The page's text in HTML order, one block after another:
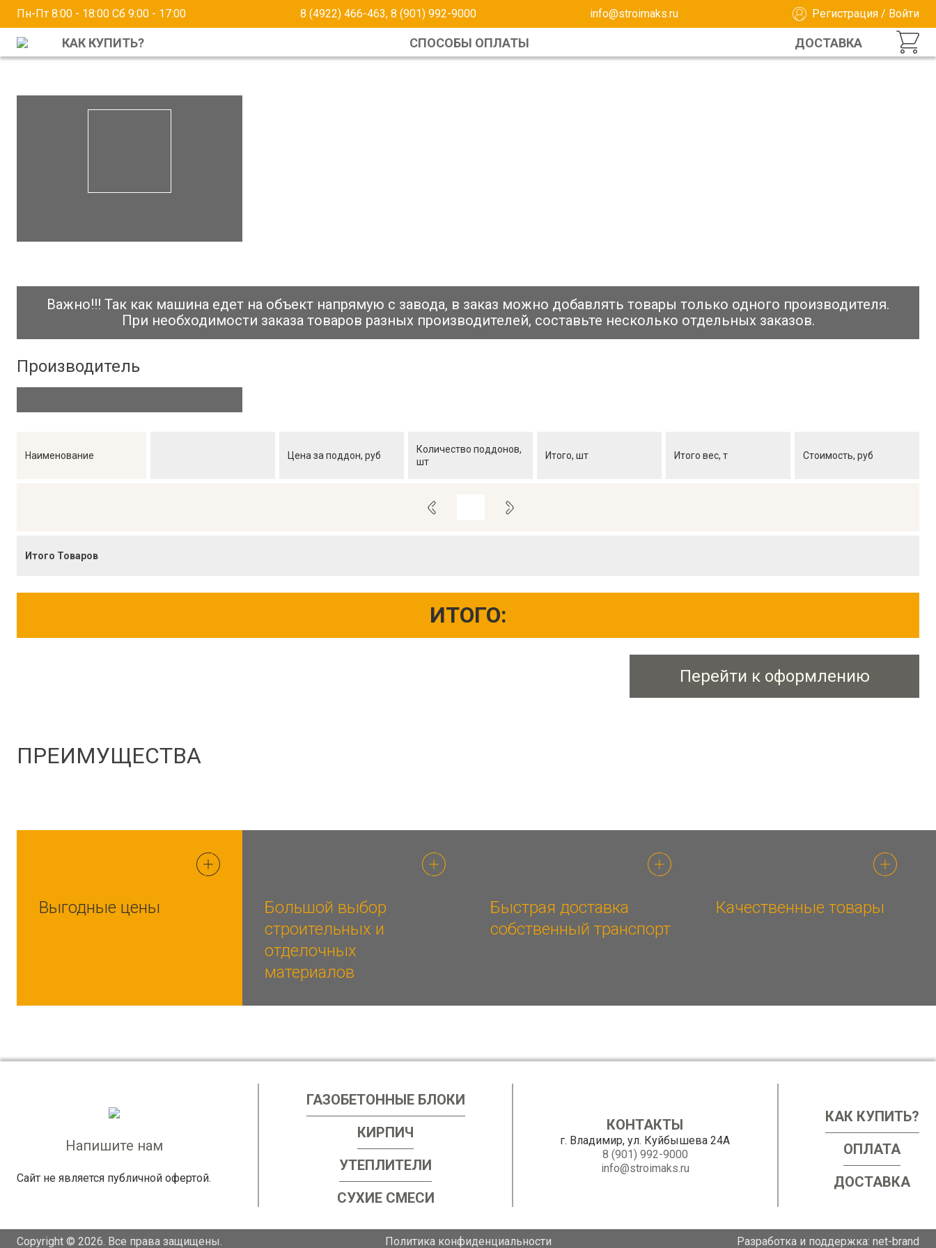
Пн-Пт 8:00 - 18:00 Сб 9:00 - 17:00 8 (4922) 466-463,8 (901) 992-9000 info@stroimaks.ru Регистрация/ Войти
КАК КУПИТЬ? СПОСОБЫ ОПЛАТЫ ДОСТАВКА
Важно!!! Так как машина едет на объект напрямую с завода, в заказ можно добавлять товары только одного производителя.
При необходимости заказа товаров разных производителей, составьте несколько отдельных заказов.
Производитель
Наименование Цена за поддон, руб
Количество поддонов,
шт
Итого, шт Итого вес, т Стоимость, руб
Итого Товаров
ИТОГО:
Перейти к оформлению
ПРЕИМУЩЕСТВА
Выгодные цены
Большой выбор
строительных и
отделочных
материалов
Быстрая доставка
собственный транспорт
Качественные товары
Напишите нам
Сайт не является публичной офертой.
ГАЗОБЕТОННЫЕ БЛОКИ
КИРПИЧ
УТЕПЛИТЕЛИ
СУХИЕ СМЕСИ
КОНТАКТЫ
г. Владимир, ул. Куйбышева 24А
8 (901) 992-9000
info@stroimaks.ru
КАК КУПИТЬ?
ОПЛАТА
ДОСТАВКА
Copyright © 2026. Все права защищены. Политика конфиденциальности Разработка и поддержка: net-brand